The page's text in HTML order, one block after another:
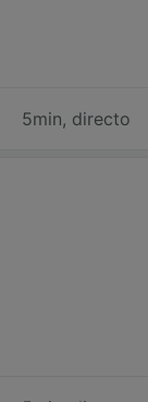
5min, directo